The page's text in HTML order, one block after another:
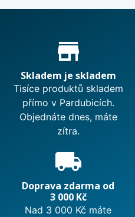
Proč nakupovat u nás?
store_mall_directory
Skladem je skladem
Tisíce produktů skladem
přímo v Pardubicích.
Objednáte dnes, máte
zítra.
local_shipping
Doprava zdarma od
3 000 Kč
Nad 3 000 Kč máte